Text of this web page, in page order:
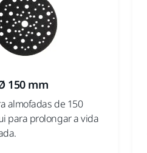
150 mm
almofadas de 150
para prolongar a vida